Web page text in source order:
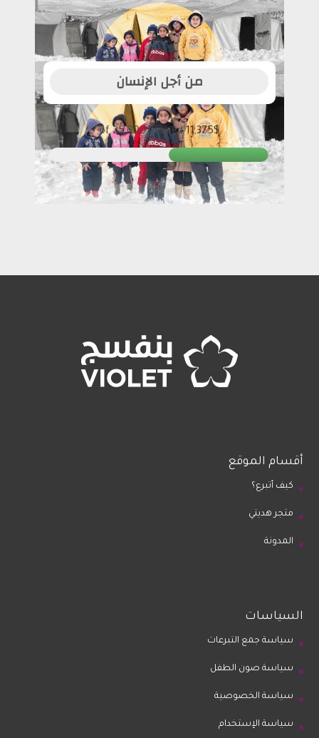
من أجل الإنسان
11,375$
of
25,000$raised
أقسام الموقع
كيف أتبرع؟
متجر هديتي
المدونة
السياسات
سياسة جمع التبرعات
سياسة صون الطفل
سياسة الخصوصية
سياسة الإستخدام